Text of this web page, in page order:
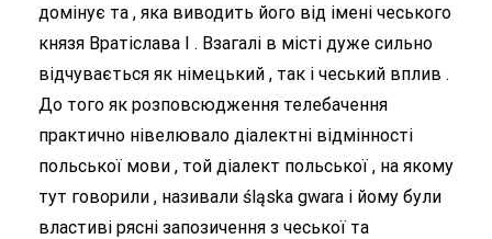
домінує та , яка виводить його від імені чеського
князя Вратіслава І . Взагалі в місті дуже сильно
відчувається як німецький , так і чеський вплив .
До того як розповсюдження телебачення
практично нівелювало діалектні відмінності
польської мови , той діалект польської , на якому
тут говорили , називали śląska gwara і йому були
властиві рясні запозичення з чеської та